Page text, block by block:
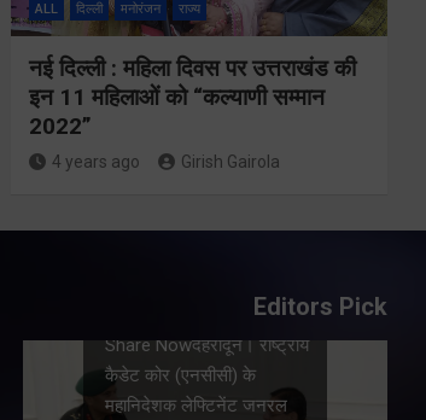
ALL दिल्ली मनोरंजन राज्य
नई दिल्ली : महिला दिवस पर उत्तराखंड की
इन 11 महिलाओं को “कल्याणी सम्मान
2022”
4 years ago Girish Gairola
Editors Pick
24×7 अलर्ट मोड
मुख्य सचिव
Share Nowदेहरादून। मुख्य
सचिव आनंद बर्द्धन ने गुरुवार को